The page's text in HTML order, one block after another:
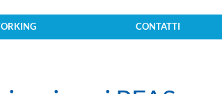
CONTATTI